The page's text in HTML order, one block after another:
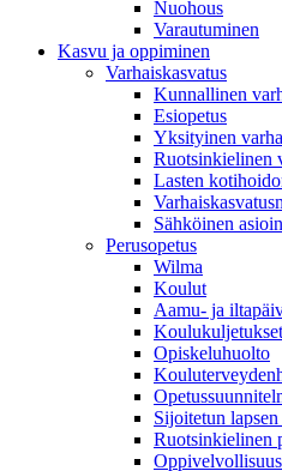
Nuohous
Varautuminen
Kasvu ja oppiminen
Varhaiskasvatus
Kunnallinen
Esiopetus
Yksityinen
Ruotsinkielinen
Lasten
Sähköinen
Perusopetus
Wilma
Koulut
Aamu- ja
Koulukuljetukset
Opiskeluhuolto
Sijoitetun
Ruotsinkielinen